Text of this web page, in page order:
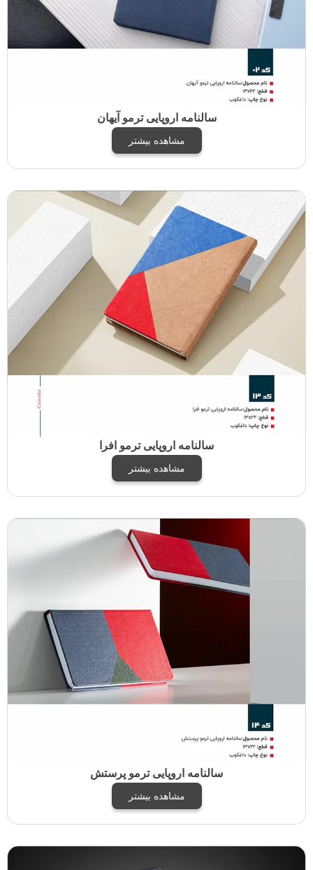
سالنامه اروپایی ترمو آیهان
مشاهده بیشتر
سالنامه اروپایی ترمو افرا
مشاهده بیشتر
سالنامه اروپایی ترمو پرستش
مشاهده بیشتر